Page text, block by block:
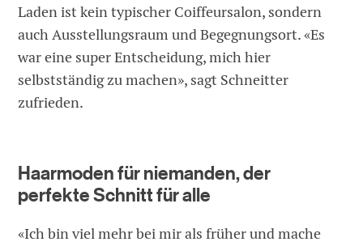
Laden ist kein typischer Coiffeursalon, sondern
auch Ausstellungsraum und Begegnungsort. «Es
war eine super Entscheidung, mich hier
selbstständig zu machen», sagt Schneitter
zufrieden.
Haarmoden für niemanden, der
perfekte Schnitt für alle
«Ich bin viel mehr bei mir als früher und mache